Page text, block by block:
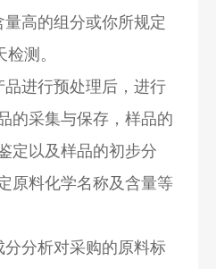
高的组分或你所规定
测。
进行预处理后，进行
的采集与保存，样品的
定以及样品的初步分
原料化学名称及含量等
分析对采购的原料标